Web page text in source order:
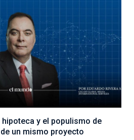
y el populismo de
un mismo proyecto